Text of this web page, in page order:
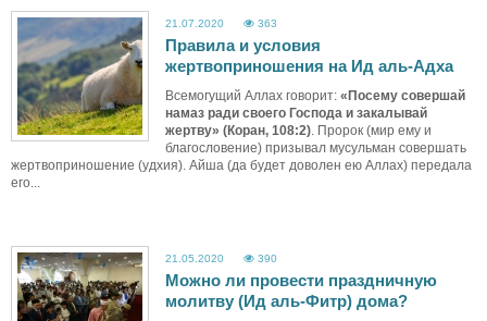
21.07.2020 363
Правила и условия
жертвоприношения на Ид аль-Адха
Всемогущий Аллах говорит: «Посему совершай
намаз ради своего Господа и закалывай
жертву» (Коран, 108:2) . Пророк (мир ему и
благословение) призывал мусульман совершать
жертвоприношение (удхия). Айша (да будет доволен ею Аллах) передала
его...
21.05.2020 390
Можно ли провести праздничную
молитву (Ид аль-Фитр) дома?